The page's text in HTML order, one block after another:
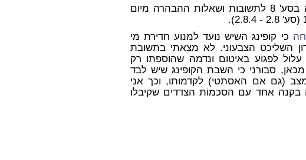
סוגיית השבת הקופינג שיש שבה ועלתה בסע' 8 לתשובות ושאלות ההבהרה מיום
כי קופינג השיש נועד למנוע חדירת מי
השליכט הצבעוני. לא מצאתי בתשובת
לפגוע באיטום ונדמה שהוספתו רק
סבורני כי השבת הקופינג שיש לבד
(גם אם האסתטי) לקדמותו, וכך אני
בקנה אחד עם הסכמוֹת הצדדים שקיבלו